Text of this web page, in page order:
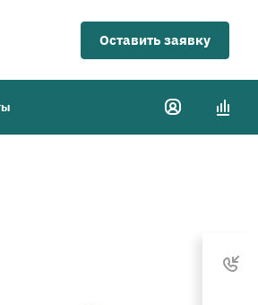
Оставить заявку